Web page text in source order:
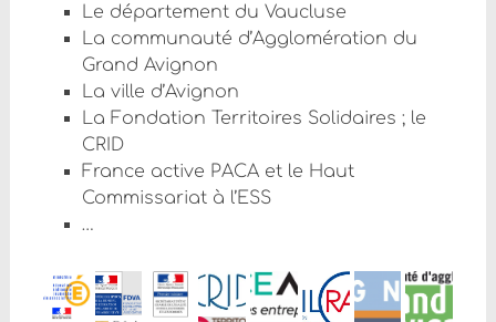
Le département du Vaucluse
La communauté d’Agglomération du
Grand Avignon
La ville d’Avignon
La Fondation Territoires Solidaires ; le
CRID
France active PACA et le Haut
Commissariat à l’ESS
…